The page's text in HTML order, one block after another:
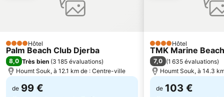
4 ÉtoilesHôtel
Palm Beach Club Djerba
8,0 Très bien (3 185 évaluations)
Houmt Souk, à 12.1 km de : Centre-ville
de 99 €
4 ÉtoilesHôtel
TMK Marine
7,0 (1 635 évaluations)
Houmt Souk, à 14.3
de 103 €